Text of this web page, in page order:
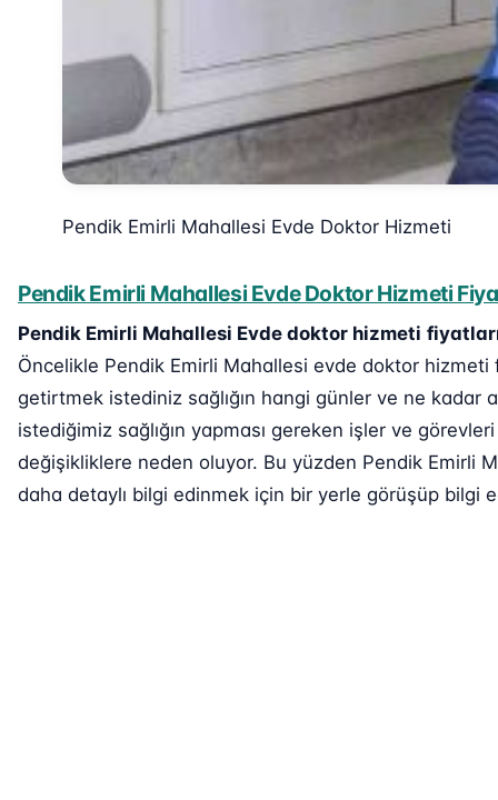
Pendik Emirli Mahallesi Evde Doktor Hizmeti
Pendik Emirli Mahallesi Evde Doktor Hizmeti
Pendik Emirli Mahallesi Evde doktor hizmeti
Öncelikle Pendik Emirli Mahallesi evde doktor hizmeti
getirtmek istediniz sağlığın hangi günler ve ne kadar
istediğimiz sağlığın yapması gereken işler ve
değişikliklere neden oluyor. Bu yüzden Pendik Emirli
daha detaylı bilgi edinmek için bir yerle görüşüp bilgi